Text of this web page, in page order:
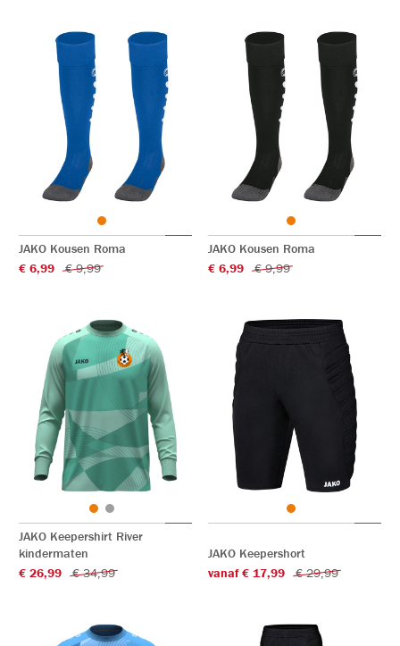
JAKO Kousen Roma
€ 6,99
€ 9,99
JAKO Kousen Roma
€ 6,99
€ 9,99
JAKO Keepershirt River
kindermaten
€ 26,99
€ 34,99
JAKO Keepershort
vanaf € 17,99
€ 29,99